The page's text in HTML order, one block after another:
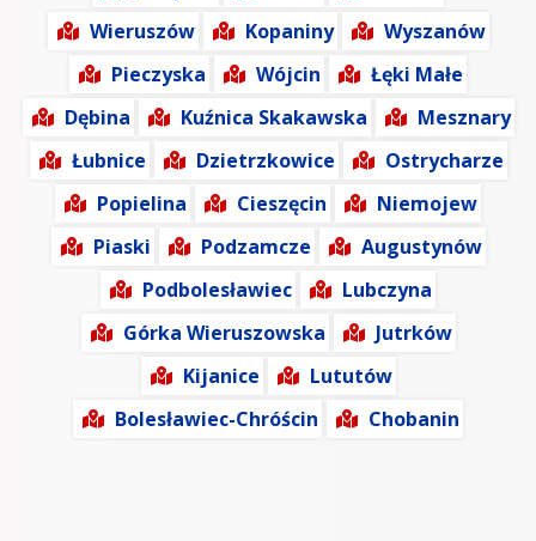
Wieruszów
Kopaniny
Wyszanów
Pieczyska
Wójcin
Łęki Małe
Dębina
Kuźnica Skakawska
Mesznary
Łubnice
Dzietrzkowice
Ostrycharze
Popielina
Cieszęcin
Niemojew
Piaski
Podzamcze
Augustynów
Podbolesławiec
Lubczyna
Górka Wieruszowska
Jutrków
Kijanice
Lututów
Bolesławiec-Chróścin
Chobanin